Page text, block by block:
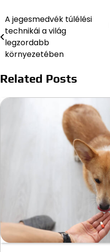
Bejegyzés
navigáció
A jegesmedvék túlélési
technikái a világ
legzordabb
környezetében
Related Posts